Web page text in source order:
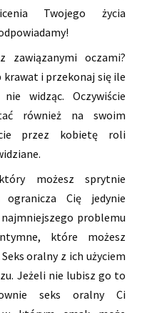
Twojego życia
zawiązanymi oczami?
krawat i przekonaj się ile
widząc. Oczywiście
również na swoim
przez kobietę roli
możesz sprytnie
Cię jedynie
problemu
które możesz
oralny z ich użyciem
Jeżeli nie lubisz go to
seks oralny Ci